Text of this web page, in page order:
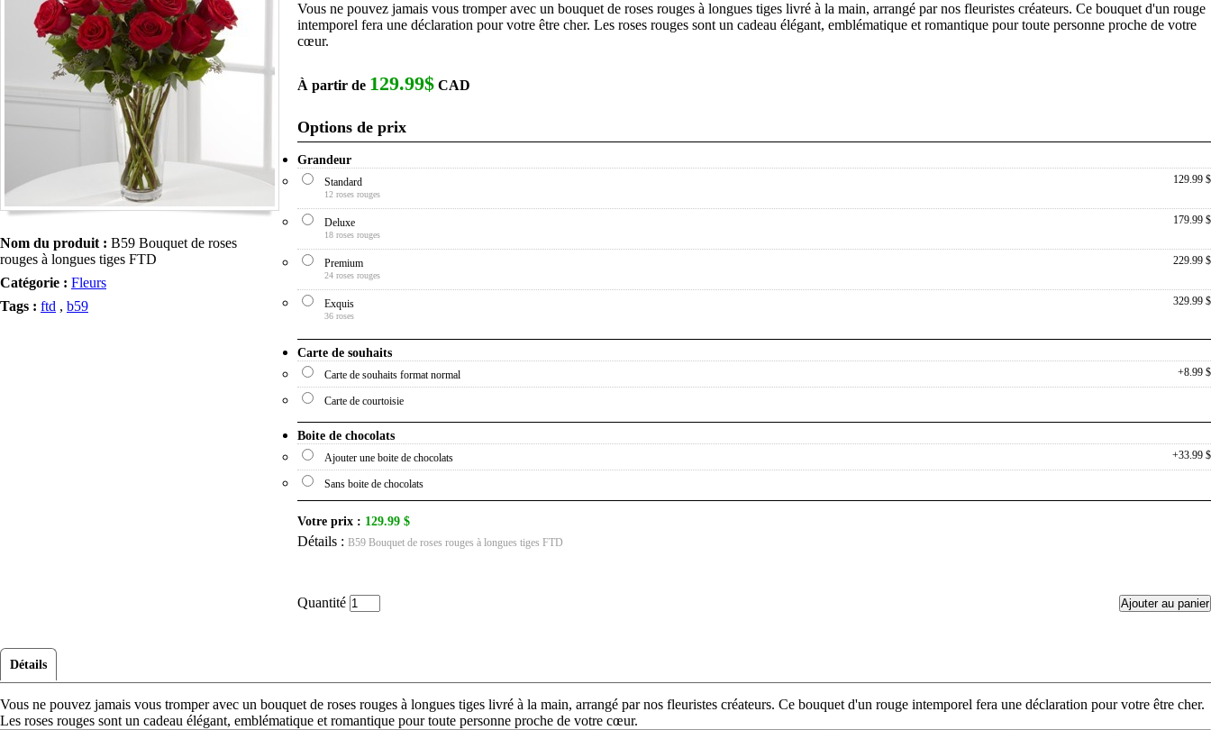
Nom du produit : B59 Bouquet de roses
rouges à longues tiges FTD
Catégorie : Fleurs
Tags : ftd , b59
Vous ne pouvez jamais vous tromper avec un bouquet de roses rouges à longues tiges livré à la main, arrangé par nos fleuristes créateurs. Ce bouquet d'un rouge
intemporel fera une déclaration pour votre être cher. Les roses rouges sont un cadeau élégant, emblématique et romantique pour toute personne proche de votre
cœur.
À partir de 129.99$ CAD
Options de prix
Grandeur
Standard
12 roses rouges
129.99 $
Deluxe
18 roses rouges
179.99 $
Premium
24 roses rouges
229.99 $
Exquis
36 roses
329.99 $
Carte de souhaits
Carte de souhaits format normal +8.99 $
Carte de courtoisie
Boite de chocolats
Ajouter une boite de chocolats +33.99 $
Sans boite de chocolats
Votre prix : 129.99 $
Détails : B59 Bouquet de roses rouges à longues tiges FTD
Quantité
Détails
Vous ne pouvez jamais vous tromper avec un bouquet de roses rouges à longues tiges livré à la main, arrangé par nos fleuristes créateurs. Ce bouquet d'un rouge intemporel fera une déclaration pour votre être cher.
Les roses rouges sont un cadeau élégant, emblématique et romantique pour toute personne proche de votre cœur.